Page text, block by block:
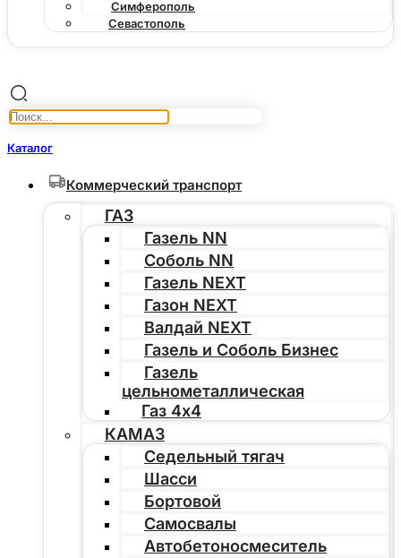
Симферополь
Севастополь
Каталог
Коммерческий транспорт
ГАЗ
Газель NN
Соболь NN
Газель NEXT
Газон NEXT
Валдай NEXT
Газель и Соболь Бизнес
Газель
цельнометаллическая
Газ 4х4
КАМАЗ
Седельный тягач
Шасси
Бортовой
Самосвалы
Автобетоносмеситель